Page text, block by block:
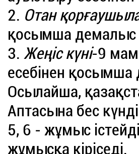
2. Отан
қосымша демалыс
3.Жеңіс күні-9
есебінен қосымша
Осылайша,
Аптасына бес
5, 6 - жұмыс
жұмысқа кіріседі.